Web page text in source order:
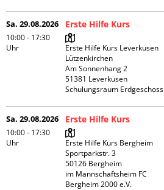
Sa. 29.08.2026
10:00 - 17:30
Uhr
Erste Hilfe Kurs
Erste Hilfe Kurs Leverkusen
Lützenkirchen
Am Sonnenhang 2
51381 Leverkusen
Schulungsraum Erdgeschoss
Sa. 29.08.2026
10:00 - 17:30
Uhr
Erste Hilfe Kurs
Erste Hilfe Kurs Bergheim
Sportparkstr. 3
50126 Bergheim
im Mannschaftsheim FC
Bergheim 2000 e.V.